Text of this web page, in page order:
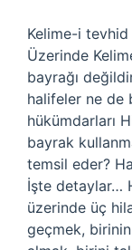
Kelime-i tevhid
Üzerinde
bayrağı
halifeler ne de
hükümdarları
bayrak
temsil eder?
İşte detaylar…
üzerinde üç
geçmek,